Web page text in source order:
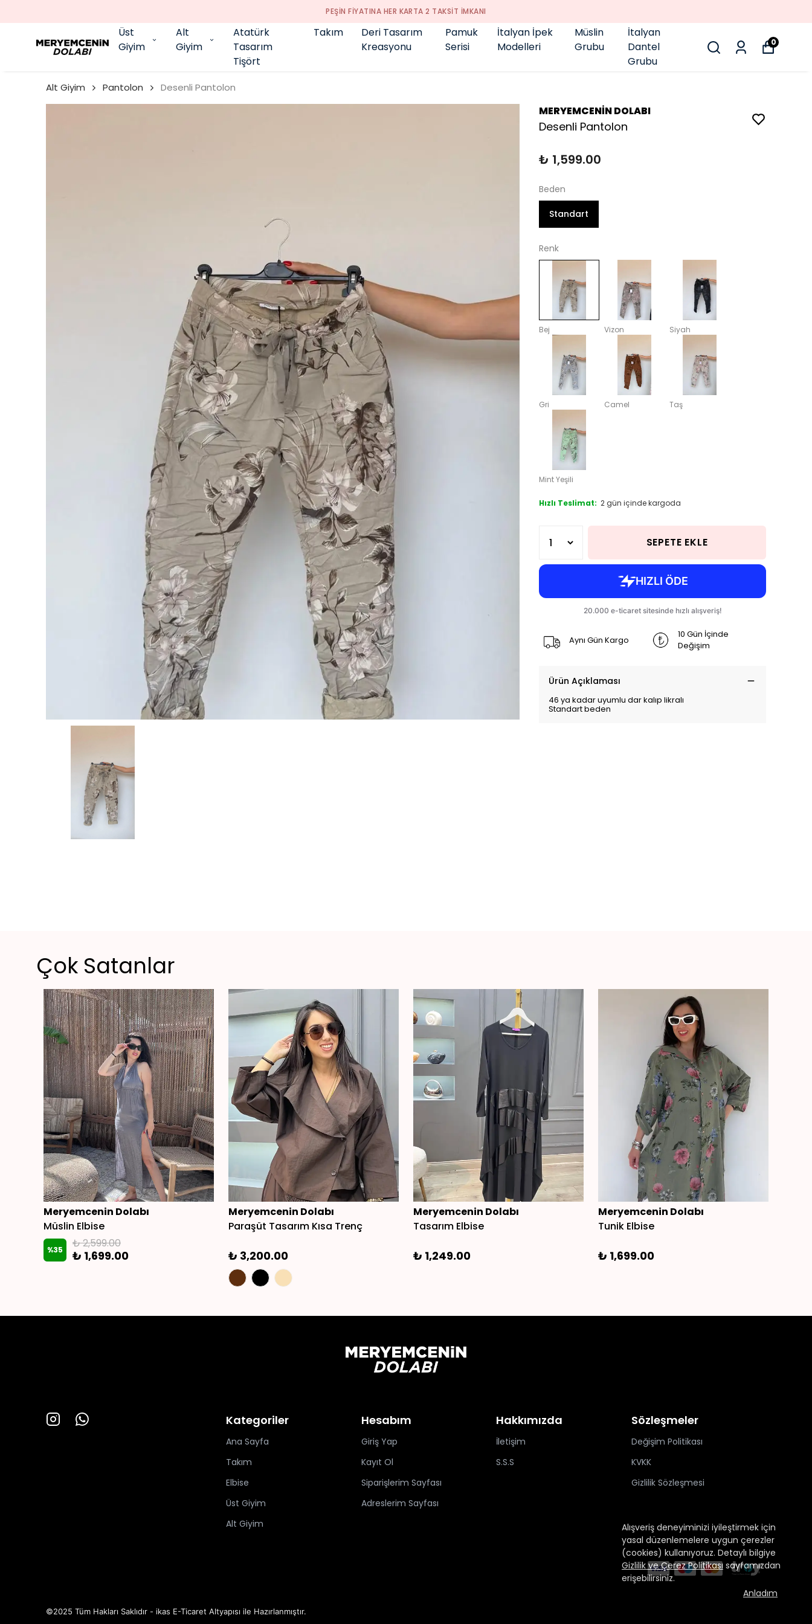
Üst
Giyim
Alt
Giyim
Atatürk
Tasarım
Tişört
Takım
Deri Tasarım
Kreasyonu
Pamuk
Serisi
İtalyan İpek
Modelleri
Müslin
Grubu
İtalyan
Dantel
Grubu
0
Alışveriş deneyiminizi iyileştirmek için
yasal düzenlemelere uygun çerezler
(cookies) kullanıyoruz. Detaylı bilgiye
Gizlilik ve Çerez Politikası sayfamızdan
erişebilirsiniz.
Anladım
Alt Giyim Pantolon Desenli Pantolon
MERYEMCENİN DOLABI
Desenli Pantolon
₺ 1,599.00
Beden
Standart
Renk
Bej Vizon Siyah
Gri Camel Taş
Mint Yeşili
Hızlı Teslimat: 2 gün içinde kargoda
SEPETE EKLE
Aynı Gün Kargo
10 Gün İçinde
Değişim
Ürün Açıklaması
46 ya kadar uyumlu dar kalıp likralı
Standart beden
Çok Satanlar
Meryemcenin Dolabı
Müslin Elbise
%35 ₺ 2,599.00
₺ 1,699.00
Meryemcenin Dolabı
Paraşüt Tasarım Kısa Trenç
₺ 3,200.00
Meryemcenin Dolabı
Tasarım Elbise
₺ 1,249.00
Meryemcenin Dolabı
Tunik Elbise
₺ 1,699.00
Kategoriler
Ana Sayfa
Takım
Elbise
Üst Giyim
Alt Giyim
Hesabım
Giriş Yap
Kayıt Ol
Siparişlerim Sayfası
Adreslerim Sayfası
Hakkımızda
İletişim
S.S.S
Sözleşmeler
Değişim Politikası
KVKK
Gizlilik Sözleşmesi
©2025 Tüm Hakları Saklıdır - ikas E-Ticaret Altyapısı ile Hazırlanmıştır.